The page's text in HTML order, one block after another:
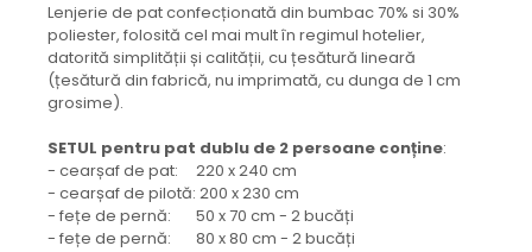
Lenjerie de pat confecționată din bumbac 70% si 30%
poliester, folosită cel mai mult în regimul hotelier,
datorită simplității și calității, cu țesătură lineară
(țesătură din fabrică, nu imprimată, cu dunga de 1 cm
grosime).
SETUL pentru pat dublu de 2 persoane conține:
- cearșaf de pat: 220 x 240 cm
- cearșaf de pilotă: 200 x 230 cm
- fețe de pernă: 50 x 70 cm - 2 bucăți
- fețe de pernă: 80 x 80 cm - 2 bucăți